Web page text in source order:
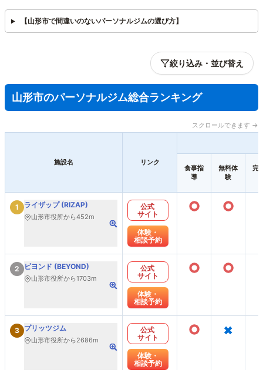
【山形市で間違いのないパーソナルジムの選び方】
絞り込み・並び替え
山形市のパーソナルジム総合ランキング
スクロールできます →
施設名 リンク
食事指
導
無料体
験
完
1 ライザップ (RIZAP)
山形市役所から452m
公式
サイト
体験・
相談予約
○ ○
2 ビヨンド (BEYOND)
山形市役所から1703m
公式
サイト
体験・
相談予約
○ ○
3 プリッツジム
山形市役所から2686m
公式
サイト
体験・
相談予約
○ ×